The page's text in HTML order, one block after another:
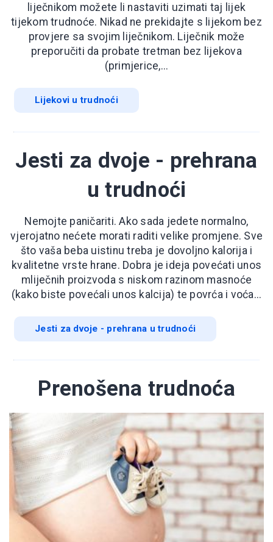
liječnikom možete li nastaviti uzimati taj lijek
tijekom trudnoće. Nikad ne prekidajte s lijekom bez
provjere sa svojim liječnikom. Liječnik može
preporučiti da probate tretman bez lijekova
(primjerice,...
Lijekovi u trudnoći
Jesti za dvoje - prehrana
u trudnoći
Nemojte paničariti. Ako sada jedete normalno,
vjerojatno nećete morati raditi velike promjene. Sve
što vaša beba uistinu treba je dovoljno kalorija i
kvalitetne vrste hrane. Dobra je ideja povećati unos
mliječnih proizvoda s niskom razinom masnoće
(kako biste povećali unos kalcija) te povrća i voća...
Jesti za dvoje - prehrana u trudnoći
Prenošena trudnoća